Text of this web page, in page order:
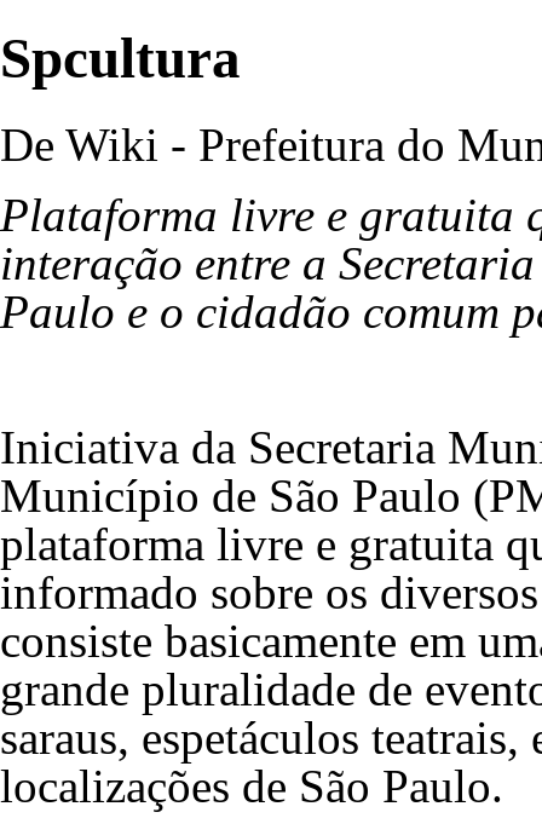
Spcultura
De Wiki - Prefeitura do
Plataforma livre e gratuita
interação entre a
Paulo e o cidadão comum
Iniciativa da Secretaria
Município de São Paulo
plataforma livre e gratuita
informado sobre os
consiste basicamente em
grande pluralidade de
saraus, espetáculos
localizações de São Paulo.